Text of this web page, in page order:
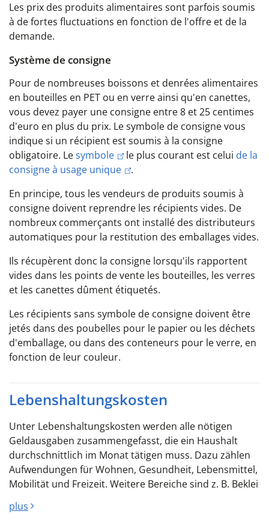
Les prix des produits alimentaires sont parfois soumis
à de fortes fluctuations en fonction de l'offre et de la
demande.
Système de consigne
Pour de nombreuses boissons et denrées alimentaires
en bouteilles en PET ou en verre ainsi qu'en canettes,
vous devez payer une consigne entre 8 et 25 centimes
d'euro en plus du prix. Le symbole de consigne vous
indique si un récipient est soumis à la consigne
obligatoire. Lesymbole le plus courant est celui de la
consigne à usage unique
.
En principe, tous les vendeurs de produits soumis à
consigne doivent reprendre les récipients vides. De
nombreux commerçants ont installé des distributeurs
automatiques pour la restitution des emballages vides.
Ils récupèrent donc la consigne lorsqu'ils rapportent
vides dans les points de vente les bouteilles, les verres
et les canettes dûment étiquetés.
Les récipients sans symbole de consigne doivent être
jetés dans des poubelles pour le papier ou les déchets
d'emballage, ou dans des conteneurs pour le verre, en
fonction de leur couleur.
Lebenshaltungskosten
Unter Lebenshaltungskosten werden alle nötigen
Geldausgaben zusammengefasst, die ein Haushalt
durchschnittlich im Monat tätigen muss. Dazu zählen
Aufwendungen für Wohnen, Gesundheit, Lebensmittel,
Mobilität und Freizeit. Weitere Bereiche sind z. B. Beklei
plus